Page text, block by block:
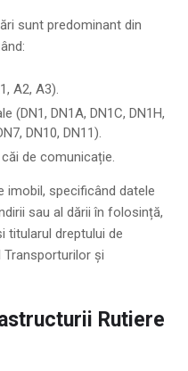
sunt predominant din
A2, A3).
(DN1, DN1A, DN1C, DN1H,
DN10, DN11).
de comunicație.
imobil, specificând datele
sau al dării în folosință,
titularul dreptului de
și
Rutiere